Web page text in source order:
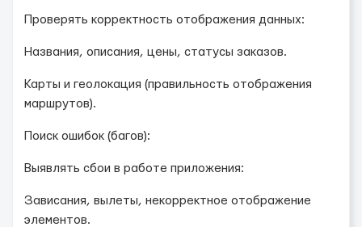
Проверять корректность отображения данных:
Названия, описания, цены, статусы заказов.
Карты и геолокация (правильность отображения
маршрутов).
Поиск ошибок (багов):
Выявлять сбои в работе приложения:
Зависания, вылеты, некорректное отображение
элементов.